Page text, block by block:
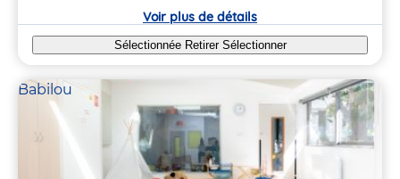
Voir plus de détails
Sélectionnée Retirer Sélectionner
Babilou